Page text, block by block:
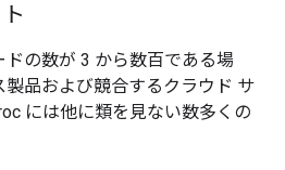
の数が 3 から数百である場
品および競合するクラウド サ
には他に類を見ない数多くの